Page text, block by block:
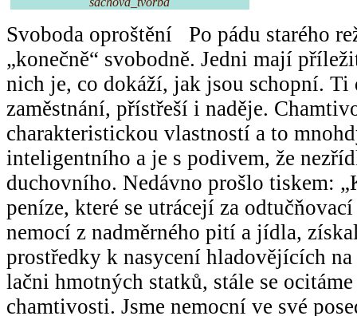
Svoboda oproštění Po pádu starého
„konečně“ svobodně. Jedni mají
nich je, co dokáží, jak jsou schopní.
zaměstnání, přístřeší i naděje.
charakteristickou vlastností a to
inteligentního a je s podivem, že
duchovního. Nedávno prošlo tiskem:
peníze, které se utrácejí za
nemocí z nadměrného pití a jídla,
prostředky k nasycení hladovějících
lačni hmotných statků, stále se
chamtivosti. Jsme nemocní ve své